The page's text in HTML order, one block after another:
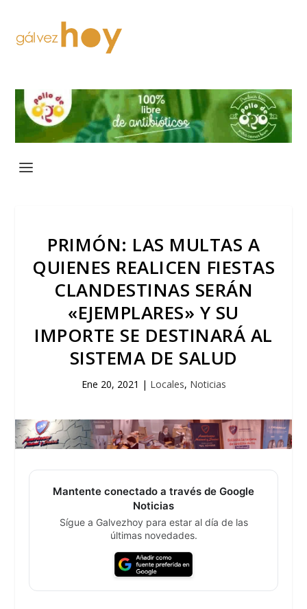
PRIMÓN: LAS MULTAS A
QUIENES REALICEN FIESTAS
CLANDESTINAS SERÁN
«EJEMPLARES» Y SU
IMPORTE SE DESTINARÁ AL
SISTEMA DE SALUD
Ene 20, 2021 | Locales, Noticias
Mantente conectado a través de Google
Noticias
Sígue a Galvezhoy para estar al día de las
últimas novedades.